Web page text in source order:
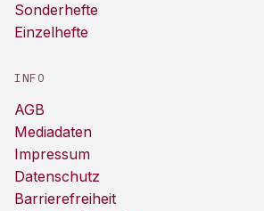
Sonderhefte
Einzelhefte
INFO
AGB
Mediadaten
Impressum
Datenschutz
Barrierefreiheit